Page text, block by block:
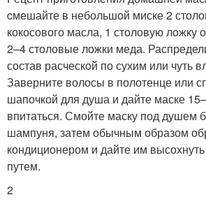
cмешайте в небольшой миске 2
кокосового масла, 1 столовую ложку
2–4 столовые ложки меда.
состав расческой по сухим или чуть
Заверните волосы в полотенце или
шапочкой для душа и дайте маске
впитаться. Смойте маску под душем
шампуня, затем обычным образом
кондиционером и дайте им
путем.
2